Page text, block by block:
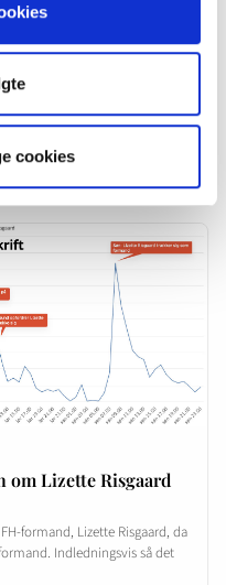
cookies
hvilken udvikling du…
om Lizette Risgaard
formand, Lizette Risgaard, da
Indledningsvis så det